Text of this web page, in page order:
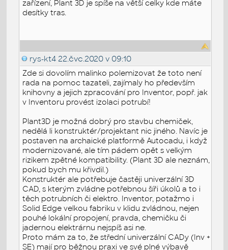
zařízení, Plant 3D je spíše na větší celky kde máte
desítky tras.
rys-kt4 22.čvc.2020 v 09:10
Zde si dovolím malinko polemizovat že toto není
rada na pomoc tazateli, zajímaly ho především
knihovny a jejich zpracování pro Inventor, popř. jak
v Inventoru provést izolaci potrubí!
Plant3D je možná dobrý pro stavbu chemiček,
nedělá li konstruktér/projektant nic jiného. Navíc je
postaven na archaické platformě Autocadu, i když
modernizované, ale tím pádem opět s velkým
rizikem zpětné kompatibility. (Plant 3D ale neznám,
pokud bych mu křivdil.)
Konstruktér ale potřebuje častěji univerzální 3D
CAD, s kterým zvládne potřebnou šíři úkolů a to i
těch potrubních či elektro. Inventor, potažmo i
Solid Edge velkou fabriku v klidu zvládnou, nejen
pouhé lokální propojení, pravda, chemičku či
jadernou elektrárnu nejspíš asi ne.
Proto mám za to, že střední univerzální CADy (Inv +
SE) mají pro běžnou praxi ve své plné výbavě